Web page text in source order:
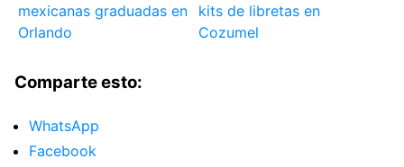
mexicanas graduadas en
Orlando
kits de libretas en
Cozumel
Comparte esto:
WhatsApp
Facebook